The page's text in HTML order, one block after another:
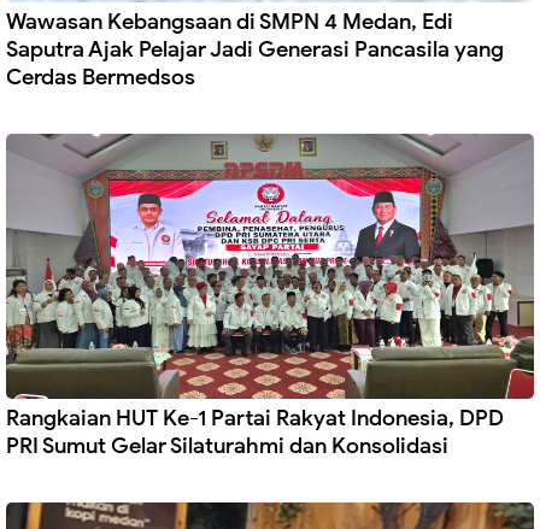
Wawasan Kebangsaan di SMPN 4 Medan, Edi
Saputra Ajak Pelajar Jadi Generasi Pancasila yang
Cerdas Bermedsos
Rangkaian HUT Ke-1 Partai Rakyat Indonesia, DPD
PRI Sumut Gelar Silaturahmi dan Konsolidasi